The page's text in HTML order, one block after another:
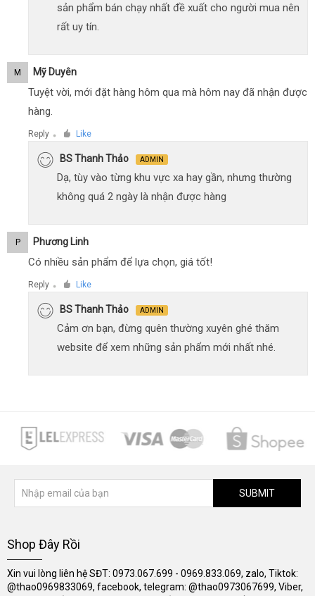
sản phẩm bán chạy nhất đề xuất cho người mua nên
rất uy tín.
M Mỹ Duyên
Tuyệt vời, mới đặt hàng hôm qua mà hôm nay đã nhận được
hàng.
Reply ● Like
BS Thanh Thảo ADMIN
Dạ, tùy vào từng khu vực xa hay gần, nhưng thường
không quá 2 ngày là nhận được hàng
P Phương Linh
Có nhiều sản phẩm để lựa chọn, giá tốt!
Reply ● Like
BS Thanh Thảo ADMIN
Cảm ơn bạn, đừng quên thường xuyên ghé thăm
website để xem những sản phẩm mới nhất nhé.
SUBMIT
Shop Đây Rồi
Xin vui lòng liên hệ SĐT: 0973.067.699 - 0969.833.069, zalo, Tiktok:
@thao0969833069, facebook, telegram: @thao0973067699, Viber,